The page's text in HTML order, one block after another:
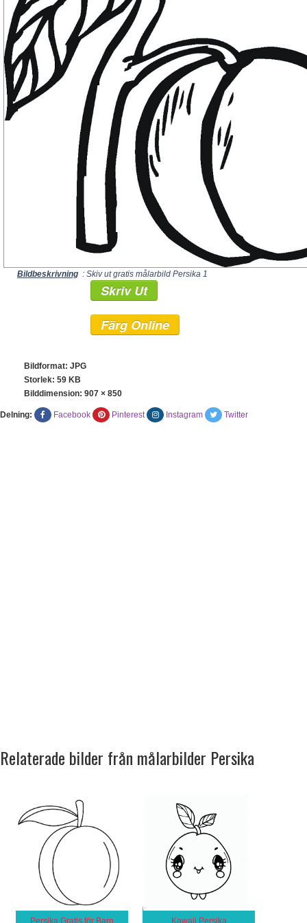
Bildbeskrivning : Skiv ut gratis målarbild Persika 1
Skriv Ut
Färg Online
Bildformat: JPG
Storlek: 59 KB
Bilddimension: 907 × 850
Delning: Facebook Pinterest Instagram Twitter
Relaterade bilder från målarbilder Persika